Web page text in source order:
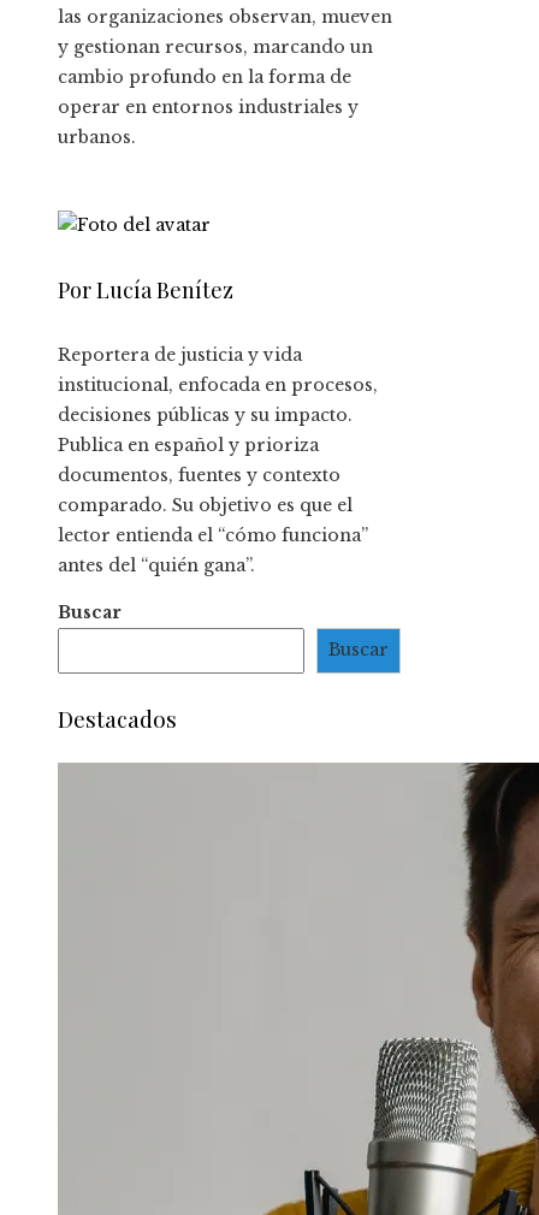
las organizaciones observan, mueven
y gestionan recursos, marcando un
cambio profundo en la forma de
operar en entornos industriales y
urbanos.
Por Lucía Benítez
Reportera de justicia y vida
institucional, enfocada en procesos,
decisiones públicas y su impacto.
Publica en español y prioriza
documentos, fuentes y contexto
comparado. Su objetivo es que el
lector entienda el “cómo funciona”
antes del “quién gana”.
Buscar
Buscar
Destacados